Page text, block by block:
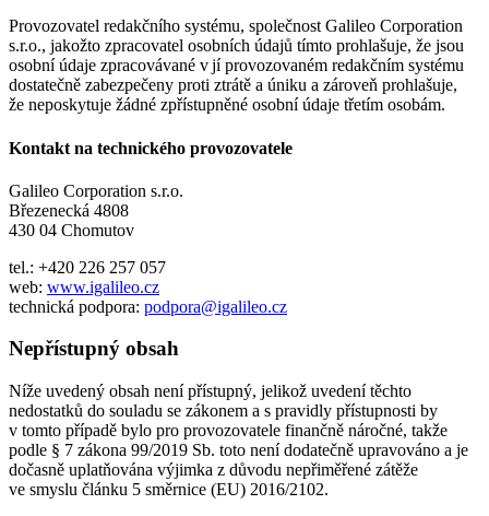
Provozovatel redakčního systému, společnost Galileo Corporation
s.r.o., jakožto zpracovatel osobních údajů tímto prohlašuje, že jsou
osobní údaje zpracovávané v jí provozovaném redakčním systému
dostatečně zabezpečeny proti ztrátě a úniku a zároveň prohlašuje,
že neposkytuje žádné zpřístupněné osobní údaje třetím osobám.
Kontakt na technického provozovatele
Galileo Corporation s.r.o.
Březenecká 4808
430 04 Chomutov
tel.: +420 226 257 057
web: www.igalileo.cz
technická podpora: podpora@igalileo.cz
Nepřístupný obsah
Níže uvedený obsah není přístupný, jelikož uvedení těchto
nedostatků do souladu se zákonem a s pravidly přístupnosti by
v tomto případě bylo pro provozovatele finančně náročné, takže
podle § 7 zákona 99/2019 Sb. toto není dodatečně upravováno a je
dočasně uplatňována výjimka z důvodu nepřiměřené zátěže
ve smyslu článku 5 směrnice (EU) 2016/2102.